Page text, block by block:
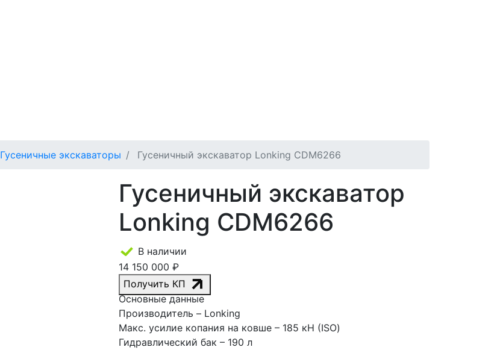
Гусеничные экскаваторы Гусеничный экскаватор Lonking CDM6266
Гусеничный экскаватор
Lonking CDM6266
В наличии
14 150 000 ₽
Получить КП
Основные данные
Производитель – Lonking
Макс. усилие копания на ковше – 185 кН (ISO)
Гидравлический бак – 190 л